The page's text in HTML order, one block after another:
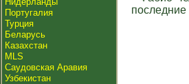
Португалия
Турция
Беларусь
Казахстан
MLS
Саудовская Аравия
Узбекистан
последние